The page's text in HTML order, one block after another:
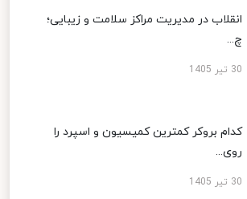
انقلاب در مدیریت مراکز سلامت و زیبایی؛
چ...
30 تیر 1405
کدام بروکر کمترین کمیسیون و اسپرد را
روی...
30 تیر 1405